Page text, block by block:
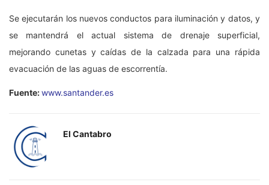
Se ejecutarán los nuevos conductos para iluminación y datos, y
se mantendrá el actual sistema de drenaje superficial,
mejorando cunetas y caídas de la calzada para una rápida
evacuación de las aguas de escorrentía.
Fuente:www.santander.es
El Cantabro